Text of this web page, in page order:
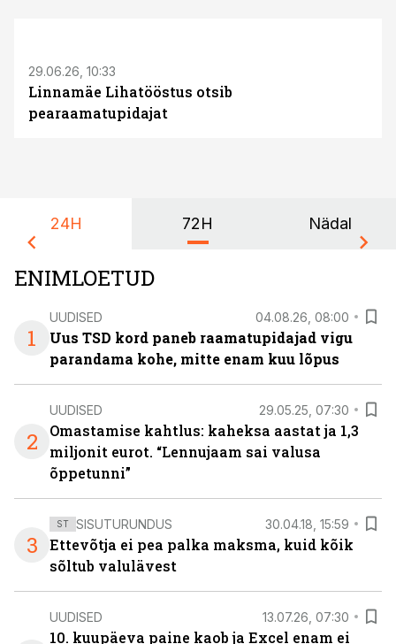
29.06.26, 10:33
Linnamäe Lihatööstus otsib
pearaamatupidajat
24H 72H Nädal
ENIMLOETUD
1
UUDISED 04.08.26, 08:00
Uus TSD kord paneb raamatupidajad vigu
parandama kohe, mitte enam kuu lõpus
2
UUDISED 29.05.25, 07:30
Omastamise kahtlus: kaheksa aastat ja 1,3
miljonit eurot. “Lennujaam sai valusa
õppetunni”
3
ST SISUTURUNDUS 30.04.18, 15:59
Ettevõtja ei pea palka maksma, kuid kõik
sõltub valulävest
UUDISED 13.07.26, 07:30
10. kuupäeva paine kaob ja Excel enam ei